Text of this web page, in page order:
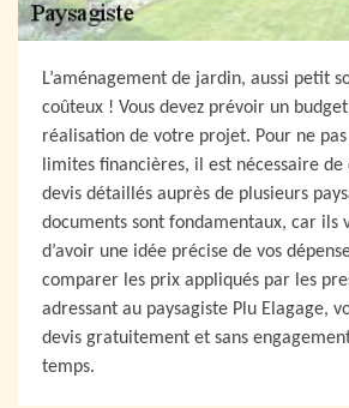
L’aménagement de jardin, aussi petit
coûteux ! Vous devez prévoir un
réalisation de votre projet. Pour ne pas
limites financières, il est nécessaire
devis détaillés auprès de plusieurs
documents sont fondamentaux, car ils
d’avoir une idée précise de vos
comparer les prix appliqués par les
adressant au paysagiste Plu Elagage,
devis gratuitement et sans
temps.